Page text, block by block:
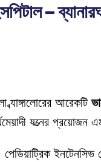
–
আরেকটি
যত্নের প্রয়োজন
পেডিয়াট্রিক